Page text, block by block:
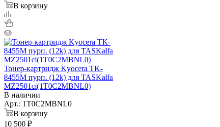
В корзину
Тонер-картридж Kyocera TK-
8455M пурп. (12k) для TASKalfa
MZ2501ci(1T0C2MBNL0)
В наличии
Арт.: 1T0C2MBNL0
В корзину
10 500 ₽